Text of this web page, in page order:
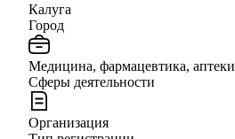
Калуга
Город
Медицина, фармацевтика, аптеки
Сферы деятельности
Организация